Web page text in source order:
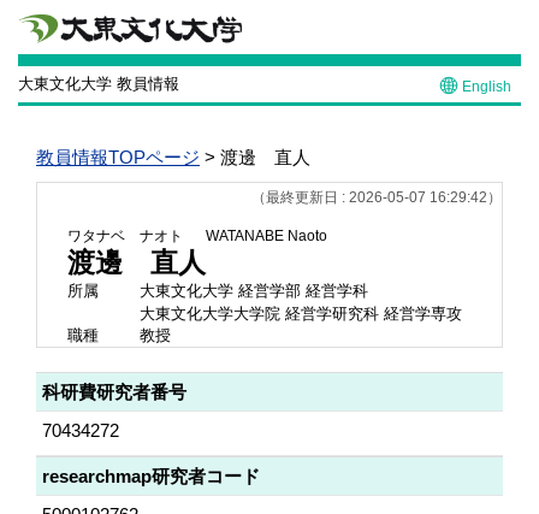
大東文化大学 教員情報 English
教員情報TOPページ > 渡邊 直人
（最終更新日 : 2026-05-07 16:29:42）
ワタナベ ナオト WATANABE Naoto
渡邊 直人
所属
大東文化大学 経営学部 経営学科
大東文化大学大学院 経営学研究科 経営学専攻
職種
教授
科研費研究者番号
70434272
researchmap研究者コード